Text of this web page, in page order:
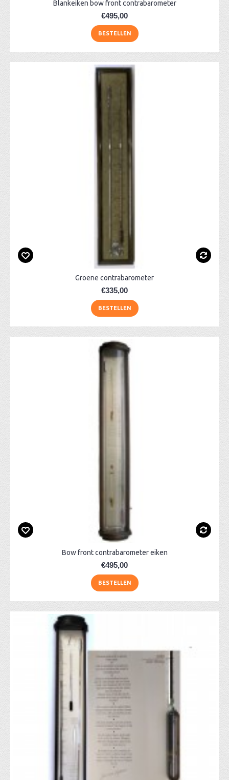
Blankeiken bow front contrabarometer
€495,00
BESTELLEN
Groene contrabarometer
€335,00
BESTELLEN
Bow front contrabarometer eiken
€495,00
BESTELLEN